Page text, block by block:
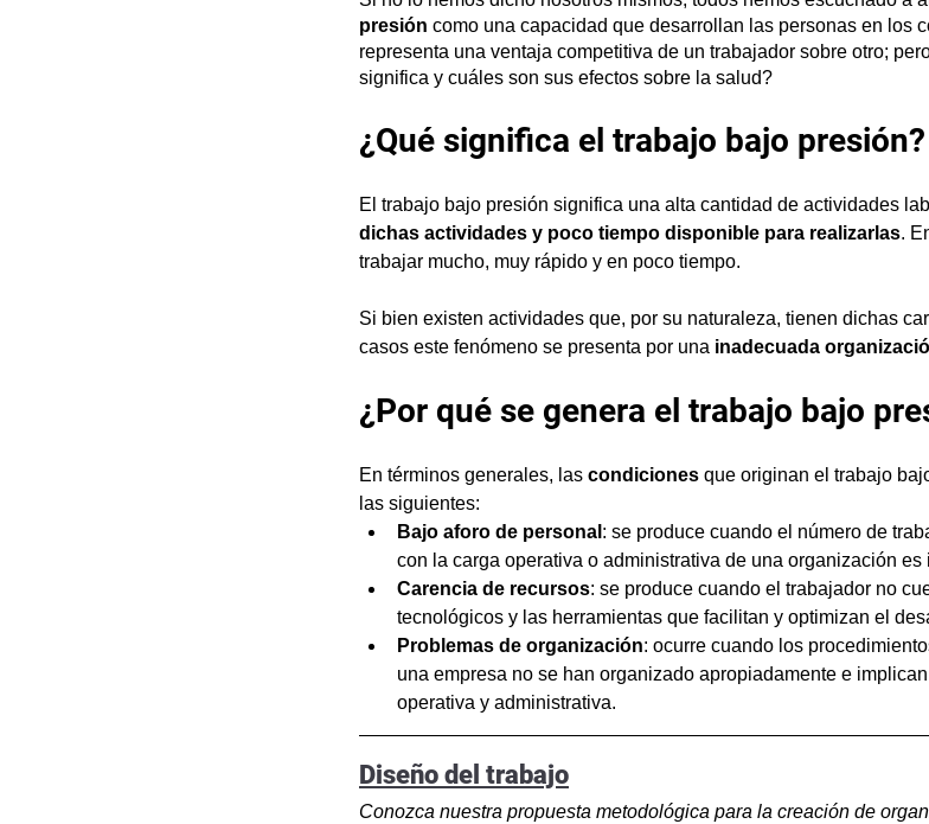
presión como una capacidad que desarrollan las personas en los
representa una ventaja competitiva de un trabajador sobre otro;
significa y cuáles son sus efectos sobre la salud?
¿Qué significa el trabajo bajo presión?
El trabajo bajo presión significa una alta cantidad de actividades
dichas actividades y poco tiempo disponible para realizarlas.
trabajar mucho, muy rápido y en poco tiempo.
Si bien existen actividades que, por su naturaleza, tienen dichas
casos este fenómeno se presenta por una inadecuada
¿Por qué se genera el trabajo bajo
En términos generales, las condiciones que originan el trabajo
las siguientes:
Bajo aforo de personal : se produce cuando el número de
con la carga operativa o administrativa de una organización es
Carencia de recursos: se produce cuando el trabajador no
tecnológicos y las herramientas que facilitan y optimizan el
Problemas de organización: ocurre cuando los
una empresa no se han organizado apropiadamente e
operativa y administrativa.
Diseño del trabajo
Conozca nuestra propuesta metodológica para la creación de